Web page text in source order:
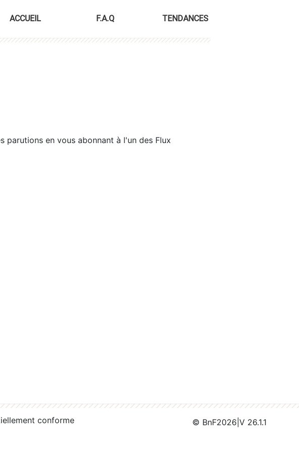
ACCUEIL F.A.Q TENDANCES
parutions en vous abonnant à l'un des Flux
conforme © BnF2026 V 26.1.1